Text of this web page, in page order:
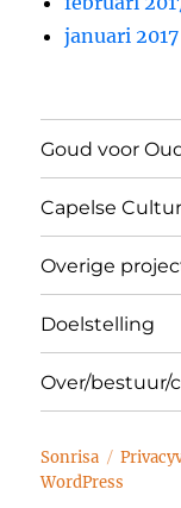
januari 2017
Goud voor
Capelse
Overige
Doelstelling
Over/bestuur/
Sonrisa
WordPress